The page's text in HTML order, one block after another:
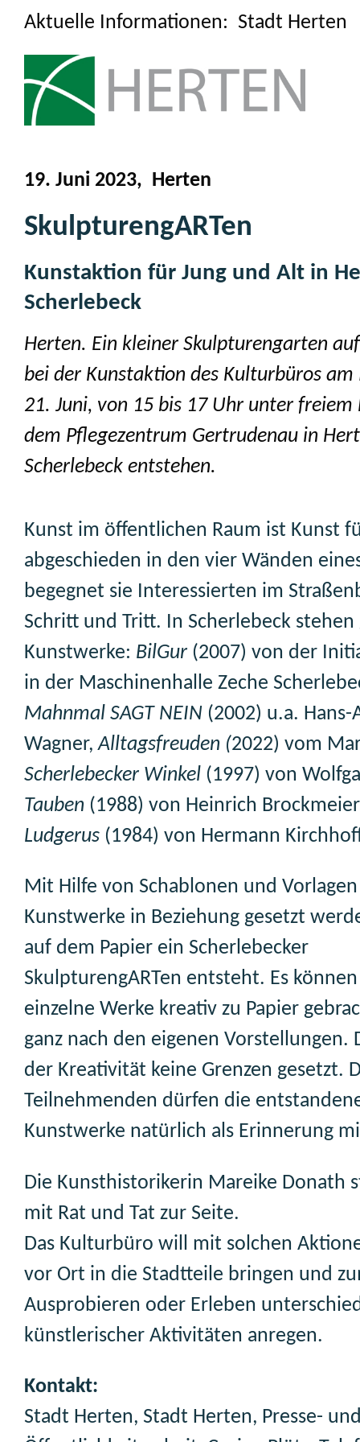
Aktuelle Informationen: Stadt Herten
19. Juni 2023, Herten
SkulpturengARTen
Kunstaktion für Jung und Alt in
Scherlebeck
Herten. Ein kleiner Skulpturengarten
bei der Kunstaktion des Kulturbüros
21. Juni, von 15 bis 17 Uhr unter
dem Pflegezentrum Gertrudenau in
Scherlebeck entstehen.
Kunst im öffentlichen Raum ist Kunst
abgeschieden in den vier Wänden
begegnet sie Interessierten im
Schritt und Tritt. In Scherlebeck
Kunstwerke: BilGur (2007) von der
in der Maschinenhalle Zeche
Mahnmal SAGT NEIN (2002) u.a. Hans-
Wagner,Alltagsfreuden (2022) vom
Scherlebecker Winkel (1997) von
Tauben (1988) von Heinrich
Ludgerus (1984) von Hermann
Mit Hilfe von Schablonen und
Kunstwerke in Beziehung gesetzt
auf dem Papier ein Scherlebecker
SkulpturengARTen entsteht. Es
einzelne Werke kreativ zu Papier
ganz nach den eigenen Vorstellungen.
der Kreativität keine Grenzen gesetzt.
Teilnehmenden dürfen die
Kunstwerke natürlich als Erinnerung
Die Kunsthistorikerin Mareike Donath
mit Rat und Tat zur Seite.
Das Kulturbüro will mit solchen
vor Ort in die Stadtteile bringen und
Ausprobieren oder Erleben
künstlerischer Aktivitäten anregen.
Kontakt:
Stadt Herten, Stadt Herten, Presse-